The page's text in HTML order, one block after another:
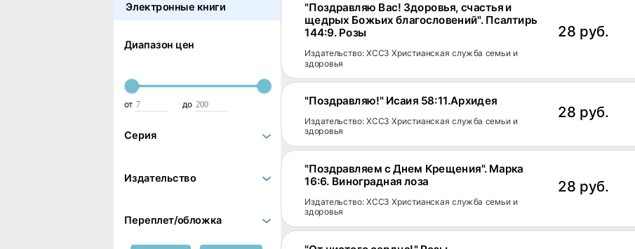
Электронные книги
Диапазон цен
от до
Серия
Издательство
Переплет/обложка
"Поздравляю Вас! Здоровья, счастья и
щедрых Божьих благословений". Псалтирь
144:9. Розы
Издательство: ХССЗ Христианская служба семьи и
здоровья
28 руб.
"Поздравляю!" Исаия 58:11.Архидея
Издательство: ХССЗ Христианская служба семьи и
здоровья
28 руб.
"Поздравляем с Днем Крещения". Марка
16:6. Виноградная лоза
Издательство: ХССЗ Христианская служба семьи и
здоровья
28 руб.